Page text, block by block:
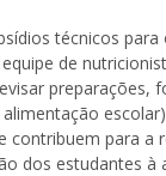
técnicos
de
contribuem para
dos estudantes à